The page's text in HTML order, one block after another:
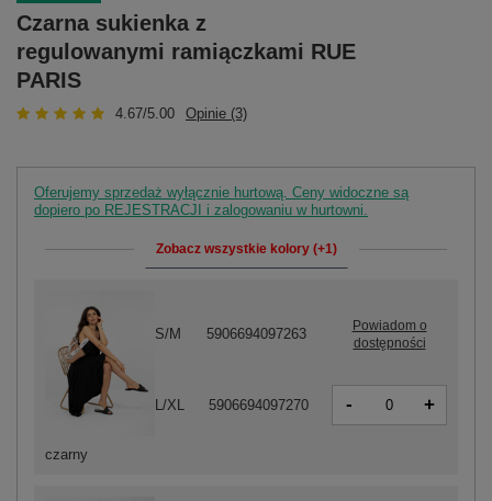
Czarna sukienka z
regulowanymi ramiączkami RUE
PARIS
4.67/5.00 Opinie (3)
Oferujemy sprzedaż wyłącznie hurtową. Ceny widoczne są
dopiero po REJESTRACJI i zalogowaniu w hurtowni.
Zobacz wszystkie kolory (+1)
czarny
S/M 5906694097263
Powiadom o
dostępności
L/XL 5906694097270 - +